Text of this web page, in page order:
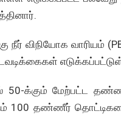
நீர் விநியோக வாரியம்
50-க்கும் மேற்பட்ட
100 தண்ணீர்